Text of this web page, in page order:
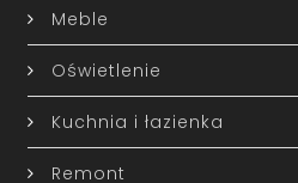
Meble
Oświetlenie
Kuchnia i łazienka
Remont